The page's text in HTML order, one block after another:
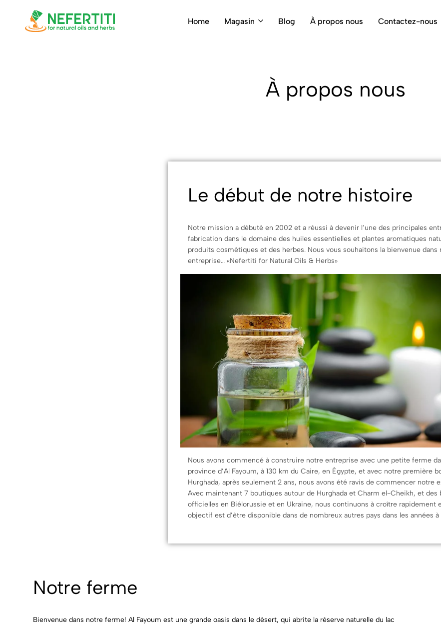
Home Magasin Blog À propos nous Contactez-nous
À propos nous
Le début de notre histoire
Notre mission a débuté en 2002 et a réussi à devenir l’une des principales
fabrication dans le domaine des huiles essentielles et plantes aromatiques
produits cosmétiques et des herbes. Nous vous souhaitons la bienvenue dans
entreprise… «Nefertiti for Natural Oils & Herbs»
Nous avons commencé à construire notre entreprise avec une petite ferme
province d’Al Fayoum, à 130 km du Caire, en Égypte, et avec notre première
Hurghada, après seulement 2 ans, nous avons été ravis de commencer notre
Avec maintenant 7 boutiques autour de Hurghada et Charm el-Cheikh, et des
officielles en Biélorussie et en Ukraine, nous continuons à croître rapidement
objectif est d’être disponible dans de nombreux autres pays dans les années à
Notre ferme
Bienvenue dans notre ferme! Al Fayoum est une grande oasis dans le désert, qui abrite la réserve naturelle du lac